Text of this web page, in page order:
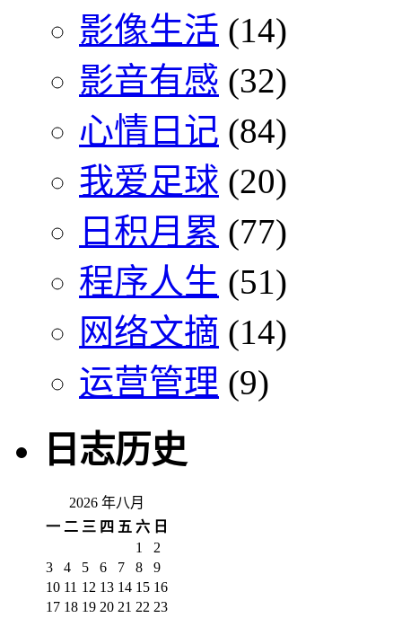
影像生活 (14)
影音有感 (32)
心情日记 (84)
我爱足球 (20)
日积月累 (77)
程序人生 (51)
网络文摘 (14)
运营管理 (9)
日志历史
2026 年八月
一 二 三 四 五 六 日
1
2
3
4 5 6 7 8
9
10 11 12 13 14 15 16
17 18 19 20 21 22 23